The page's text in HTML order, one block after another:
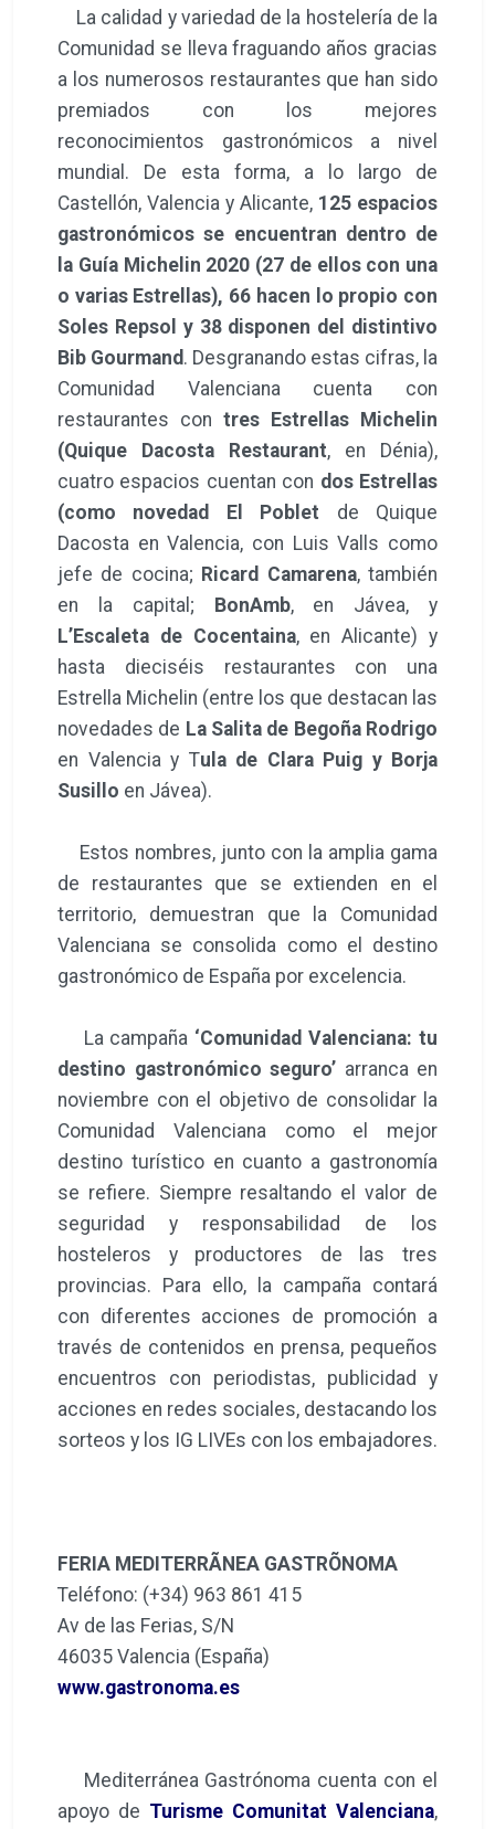
La calidad y variedad de la hostelería de la
Comunidad se lleva fraguando años gracias
a los numerosos restaurantes que han sido
premiados con los mejores
reconocimientos gastronómicos a nivel
mundial. De esta forma, a lo largo de
Castellón, Valencia y Alicante, 125 espacios
gastronómicos se encuentran dentro de
la Guía Michelin 2020 (27 de ellos con una
o varias Estrellas), 66 hacen lo propio con
Soles Repsol y 38 disponen del distintivo
Bib Gourmand . Desgranando estas cifras, la
Comunidad Valenciana cuenta con
restaurantes con tres Estrellas Michelin
(Quique Dacosta Restaurant, en Dénia),
cuatro espacios cuentan con dos Estrellas
(como novedad El Poblet de Quique
Dacosta en Valencia, con Luis Valls como
jefe de cocina; Ricard Camarena, también
en la capital; BonAmb, en Jávea, y
L’Escaleta de Cocentaina, en Alicante) y
hasta dieciséis restaurantes con una
Estrella Michelin (entre los que destacan las
novedades de La Salita de Begoña Rodrigo
en Valencia y Tula de Clara Puig y Borja
Susillo en Jávea).
Estos nombres, junto con la amplia gama
de restaurantes que se extienden en el
territorio, demuestran que la Comunidad
Valenciana se consolida como el destino
gastronómico de España por excelencia.
La campaña ‘Comunidad Valenciana: tu
destino gastronómico seguro’ arranca en
noviembre con el objetivo de consolidar la
Comunidad Valenciana como el mejor
destino turístico en cuanto a gastronomía
se refiere. Siempre resaltando el valor de
seguridad y responsabilidad de los
hosteleros y productores de las tres
provincias. Para ello, la campaña contará
con diferentes acciones de promoción a
través de contenidos en prensa, pequeños
encuentros con periodistas, publicidad y
acciones en redes sociales, destacando los
sorteos y los IG LIVEs con los embajadores.
FERIA MEDITERRÃNEA GASTRÕNOMA
Teléfono: (+34) 963 861 415
Av de las Ferias, S/N
46035 Valencia (España)
www.gastronoma.es
Mediterránea Gastrónoma cuenta con el
apoyo de Turisme Comunitat Valenciana,